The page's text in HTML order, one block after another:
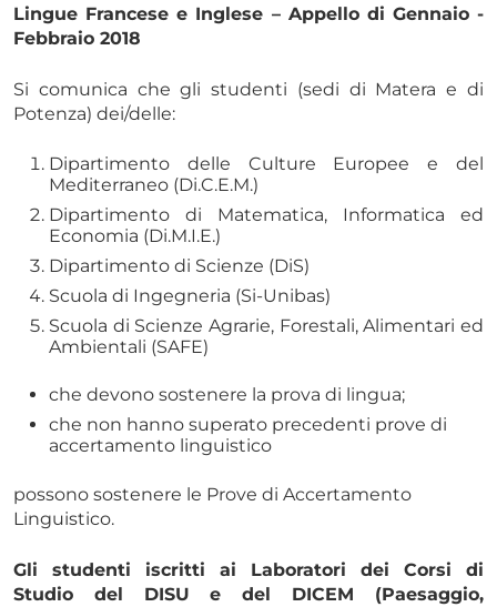
Lingue Francese e Inglese – Appello di Gennaio -
Febbraio 2018
Si comunica che gli studenti (sedi di Matera e di
Potenza) dei/delle:
Dipartimento delle Culture Europee e del
Mediterraneo (Di.C.E.M.)
Dipartimento di Matematica, Informatica ed
Economia (Di.M.I.E.)
Dipartimento di Scienze (DiS)
Scuola di Ingegneria (Si-Unibas)
Scuola di Scienze Agrarie, Forestali, Alimentari ed
Ambientali (SAFE)
che devono sostenere la prova di lingua;
che non hanno superato precedenti prove di
accertamento linguistico
possono sostenere le Prove di Accertamento
Linguistico.
Gli studenti iscritti ai Laboratori dei Corsi di
Studio del DISU e del DICEM (Paesaggio,